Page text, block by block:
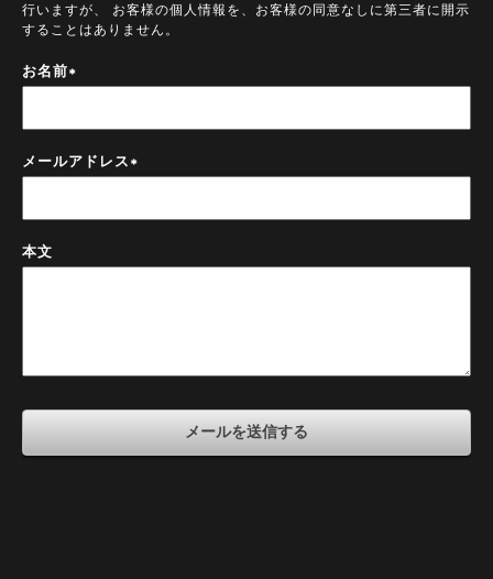
行いますが、 お客様の個人情報を、お客様の同意なしに第三者に開示
することはありません。
お名前*
メールアドレス*
本文